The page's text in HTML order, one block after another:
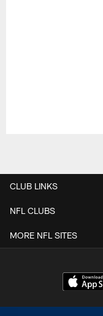
CLUB LINKS
NFL CLUBS
MORE NFL SITES